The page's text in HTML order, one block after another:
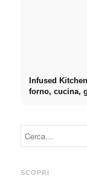
Infused
forno, cucina,
SCOPRI
Più vendite grazie